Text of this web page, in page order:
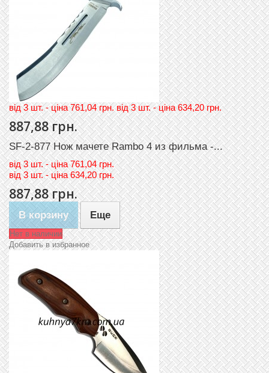
вiд 3 шт. - цiна 761,04 грн. вiд 3 шт. - цiна 634,20 грн.
887,88 грн.
SF-2-877 Нож мачете Rambo 4 из фильма -...
вiд3 шт. - цiна 761,04 грн.
вiд3 шт. - цiна 634,20 грн.
887,88 грн.
В корзину Еще
Нет в наличии
Добавить в избранное